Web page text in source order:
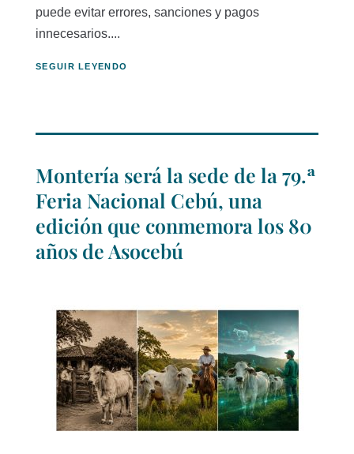
puede evitar errores, sanciones y pagos
innecesarios....
SEGUIR LEYENDO
Montería será la sede de la 79.ª
Feria Nacional Cebú, una
edición que conmemora los 80
años de Asocebú